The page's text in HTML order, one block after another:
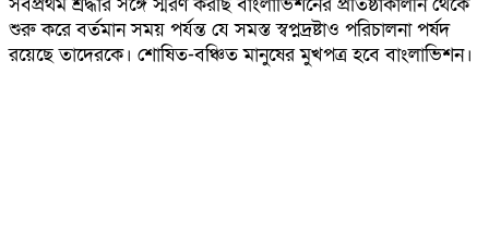
সর্বপ্রথম শ্রদ্ধার সঙ্গে স্মরণ করছি বাংলাভিশনের প্রতিষ্ঠাকালীন থেকে
শুরু করে বর্তমান সময় পর্যন্ত যে সমস্ত স্বপ্নদ্রষ্টাও পরিচালনা পর্ষদ
রয়েছে তাদেরকে। শোষিত-বঞ্চিত মানুষের মুখপত্র হবে বাংলাভিশন।